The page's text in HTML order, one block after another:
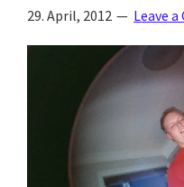
skemmtilegt
:)
29. April, 2012 Leave